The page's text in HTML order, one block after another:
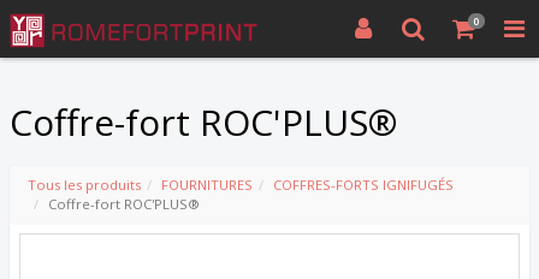
0
Coffre-fort ROC'PLUS®
Tous les produits FOURNITURES
COFFRES-FORTS IGNIFUGÉS
Coffre-fort ROC'PLUS®